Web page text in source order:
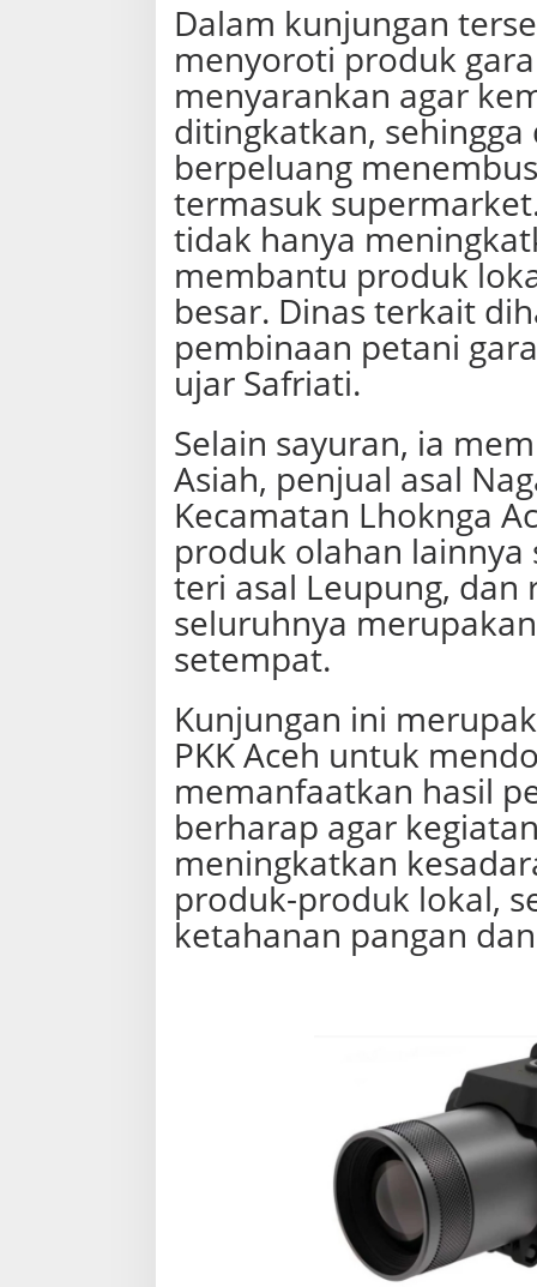
Dalam kunjungan
menyoroti produk
menyarankan agar
ditingkatkan,
berpeluang
termasuk
tidak hanya
membantu produk
besar. Dinas terkait
pembinaan petani
ujar Safriati.
Selain sayuran, ia
Asiah, penjual asal
Kecamatan Lhoknga
produk olahan
teri asal Leupung,
seluruhnya
setempat.
Kunjungan ini
PKK Aceh untuk
memanfaatkan hasil
berharap agar
meningkatkan
produk-produk lokal,
ketahanan pangan